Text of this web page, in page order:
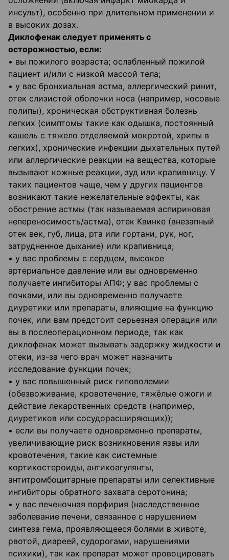
инсульт), особенно при длительном применении и
в высоких дозах.
Диклофенак следует применять с
осторожностью, если:
• вы пожилого возраста; ослабленный пожилой
пациент и/или с низкой массой тела;
• у вас бронхиальная астма, аллергический ринит,
отек слизистой оболочки носа (например, носовые
полипы), хроническая обструктивная болезнь
легких (симптомы такие как одышка, постоянный
кашель с тяжело отделяемой мокротой, хрипы в
легких), хронические инфекции дыхательных путей
или аллергические реакции на вещества, которые
вызывают кожные реакции, зуд или крапивницу. У
таких пациентов чаще, чем у других пациентов
возникают такие нежелательные эффекты, как
обострение астмы (так называемая аспириновая
непереносимость/астма), отек Квинке (внезапный
отек век, губ, лица, рта или гортани, рук, ног,
затрудненное дыхание) или крапивница;
• у вас проблемы с сердцем, высокое
артериальное давление или вы одновременно
получаете ингибиторы АПФ; у вас проблемы с
почками, или вы одновременно получаете
диуретики или препараты, влияющие на функцию
почек, или вам предстоит серьезная операция или
вы в послеоперационном периоде, так как
диклофенак может вызывать задержку жидкости и
отеки, из-за чего врач может назначить
исследование функции почек;
• у вас повышенный риск гиповолемии
(обезвоживание, кровотечение, тяжёлые ожоги и
действие лекарственных средств (например,
диуретиков или сосудорасширяющих));
• если вы получаете одновременно препараты,
увеличивающие риск возникновения язвы или
кровотечения, такие как системные
кортикостероиды, антикоагулянты,
антитромбоцитарные препараты или селективные
ингибиторы обратного захвата серотонина;
• у вас печеночная порфирия (наследственное
заболевание печени, связанное с нарушением
синтеза гема, проявляющееся болями в животе,
рвотой, диареей, судорогами, нарушениями
психики), так как препарат может провоцировать